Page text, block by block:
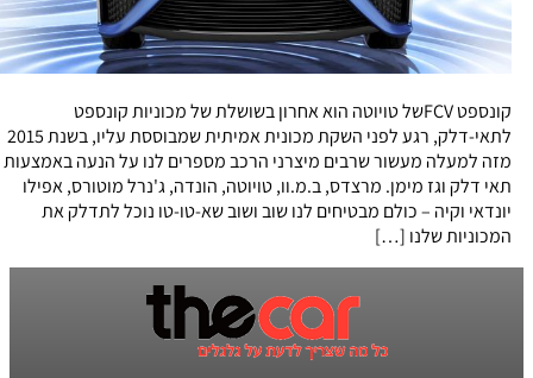
קונספט FCVשל טויוטה הוא אחרון בשושלת של מכוניות קונספט
לתאי-דלק, רגע לפני השקת מכונית אמיתית שמבוססת עליו, בשנת 2015
מזה למעלה מעשור שרבים מיצרני הרכב מספרים לנו על הנעה באמצעות
תאי דלק וגז מימן. מרצדס, ב.מ.וו, טויוטה, הונדה, ג'נרל מוטורס, אפילו
יונדאי וקיה – כולם מבטיחים לנו שוב ושוב שא-טו-טו נוכל לתדלק את
המכוניות שלנו […]